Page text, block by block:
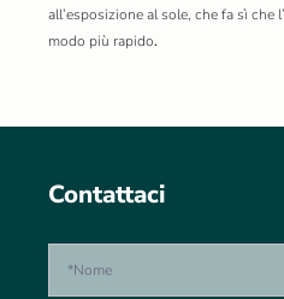
all’esposizione al sole, che fa sì che
modo più rapido.
Contattaci